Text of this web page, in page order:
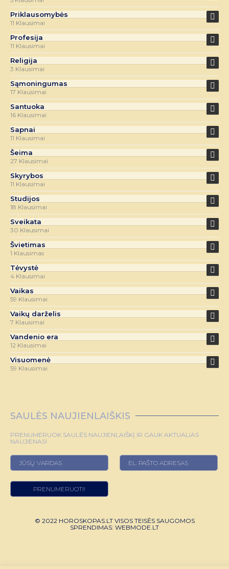
Priklausomybės
11 Klausimai
Profesija
11 Klausimai
Religija
3 Klausimai
Sąmoningumas
17 Klausimai
Santuoka
16 Klausimai
Sapnai
11 Klausimai
Šeima
27 Klausimai
Skyrybos
11 Klausimai
Studijos
18 Klausimai
Sveikata
30 Klausimai
Švietimas
1 Klausimas
Tėvystė
4 Klausimai
Vaikas
59 Klausimai
Vaikų darželis
7 Klausimai
Vandenio era
12 Klausimai
Visuomenė
59 Klausimai
SAULĖS NAUJIENLAIŠKIS
PRENUMERUOK SAULĖS NAUJIENLAIŠKĮ IR GAUK AKTUALIAS
NAUJIENAS!
© 2022 HOROSKOPAS.LT VISOS TEISĖS SAUGOMOS
SPRENDIMAS: WEBMODE.LT